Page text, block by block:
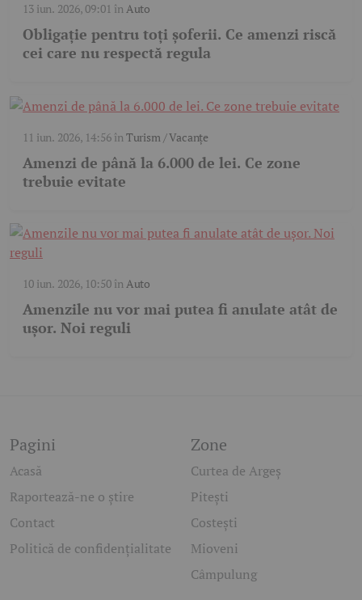
13 iun. 2026, 09:01 înAuto
Obligație pentru toți șoferii. Ce amenzi riscă
cei care nu respectă regula
11 iun. 2026, 14:56înTurism / Vacanțe
Amenzi de până la 6.000 de lei. Ce zone
trebuie evitate
10 iun. 2026, 10:50înAuto
Amenzile nu vor mai putea fi anulate atât de
ușor. Noi reguli
Pagini
Acasă
Raportează-ne o știre
Contact
Politică de confidențialitate
Zone
Curtea de Argeș
Pitești
Costești
Mioveni
Câmpulung